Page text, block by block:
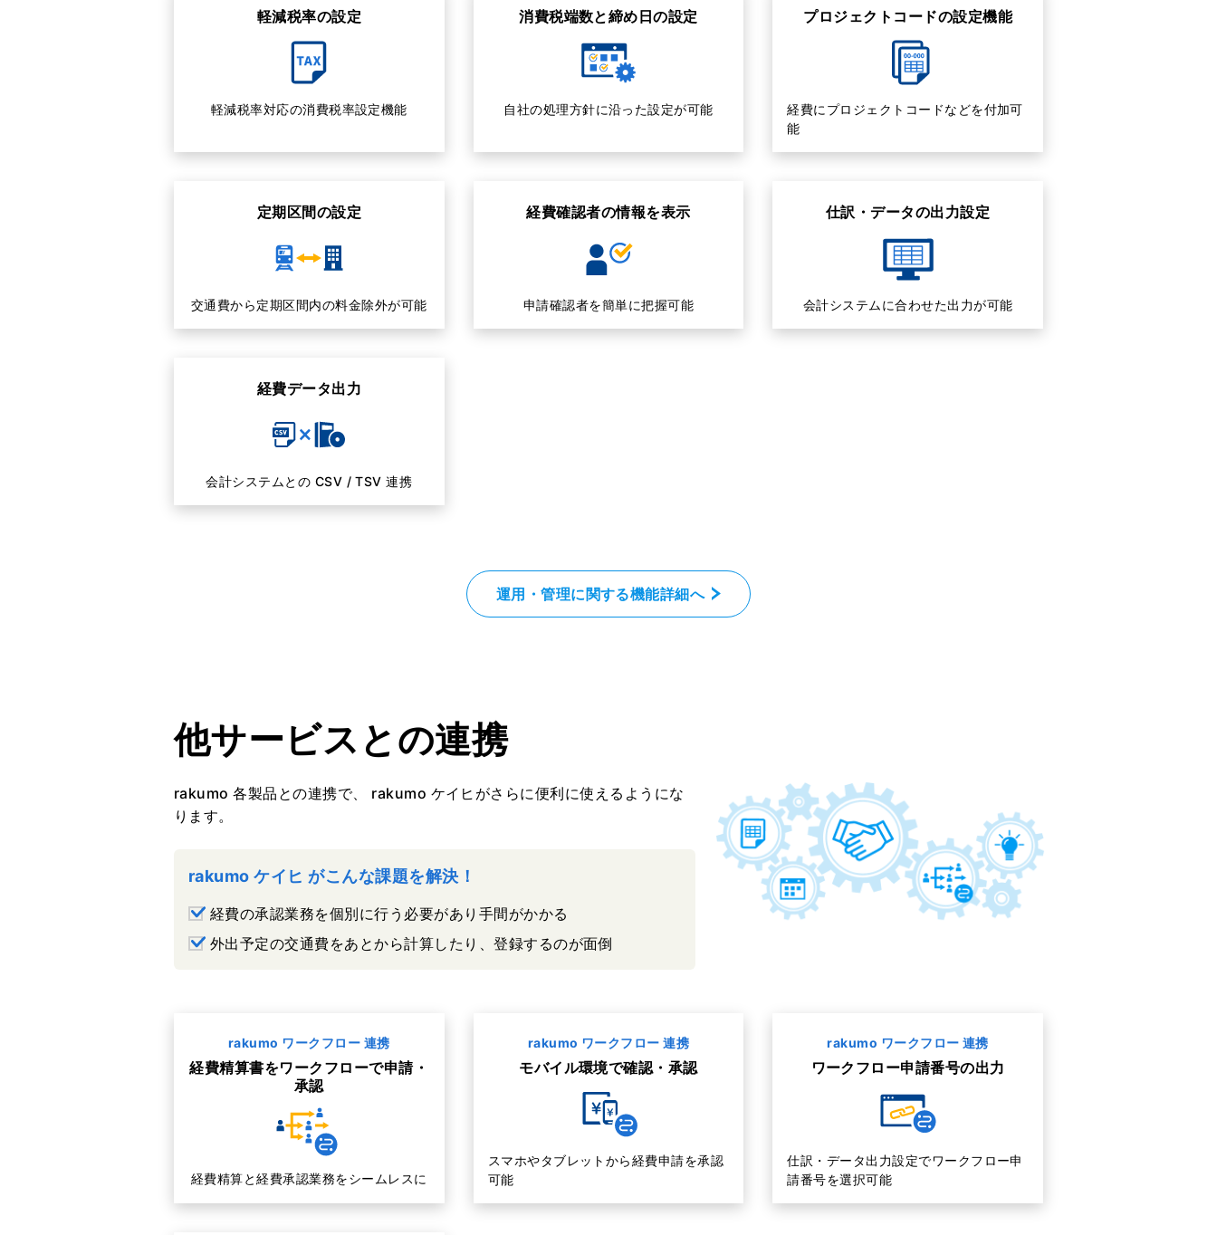
軽減税率の設定
軽減税率対応の消費税率設定機能
消費税端数と締め日の設定
自社の処理方針に沿った設定が可能
プロジェクトコードの設定機能
経費にプロジェクトコードなどを付加可
能
定期区間の設定
交通費から定期区間内の料金除外が可能
経費確認者の情報を表示
申請確認者を簡単に把握可能
仕訳・データの出力設定
会計システムに合わせた出力が可能
経費データ出力
会計システムとの CSV / TSV 連携
運用・管理に関する機能詳細へ
他サービスとの連携
rakumo 各製品との連携で、 rakumo ケイヒがさらに便利に使えるようにな
ります。
rakumo ケイヒ がこんな課題を解決！
経費の承認業務を個別に行う必要があり手間がかかる
外出予定の交通費をあとから計算したり、登録するのが面倒
rakumo ワークフロー 連携
経費精算書をワークフローで申請・
承認
経費精算と経費承認業務をシームレスに
rakumo ワークフロー 連携
モバイル環境で確認・承認
スマホやタブレットから経費申請を承認
可能
rakumo ワークフロー 連携
ワークフロー申請番号の出力
仕訳・データ出力設定でワークフロー申
請番号を選択可能